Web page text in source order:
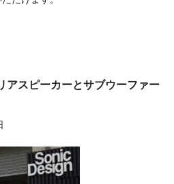
スピーカーとサブウーファー